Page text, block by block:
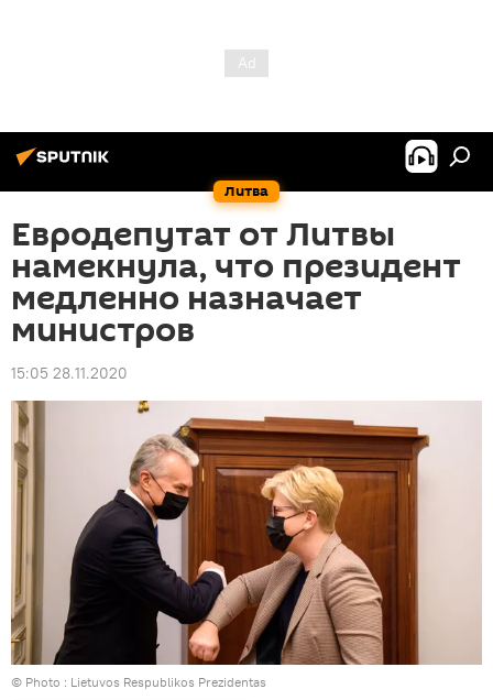
Литва
Евродепутат от Литвы
намекнула, что президент
медленно назначает
министров
15:05 28.11.2020
© Photo : Lietuvos Respublikos Prezidentas